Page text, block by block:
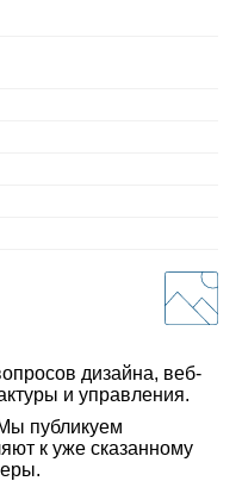
дизайна, веб-
и управления.
публикуем
к уже сказанному